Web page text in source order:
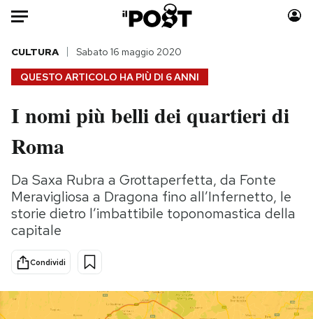
Auto
HOME
Italia
Politica
Tecnologia
Internet
Scienza
Cultura
Economia
Moda
Storie/Idee
Ok Boomer!
Media
QUESTO ARTICOLO HA PIÙ DI 6 ANNI
CULTURA Sabato 16 maggio 2020
I nomi più belli dei quartieri di
Roma
Da Saxa Rubra a Grottaperfetta, da Fonte
Meravigliosa a Dragona fino all’Infernetto, le
storie dietro l’imbattibile toponomastica della
capitale
Condividi